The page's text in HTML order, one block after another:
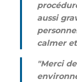
aussi
calmer
"Merci